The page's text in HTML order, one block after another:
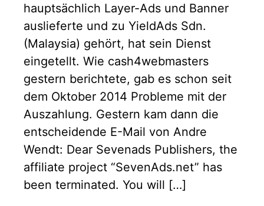
hauptsächlich Layer-Ads und Banner
auslieferte und zu YieldAds Sdn.
(Malaysia) gehört, hat sein Dienst
eingetellt. Wie cash4webmasters
gestern berichtete, gab es schon seit
dem Oktober 2014 Probleme mit der
Auszahlung. Gestern kam dann die
entscheidende E-Mail von Andre
Wendt: Dear Sevenads Publishers, the
affiliate project “SevenAds.net” has
been terminated. You will […]